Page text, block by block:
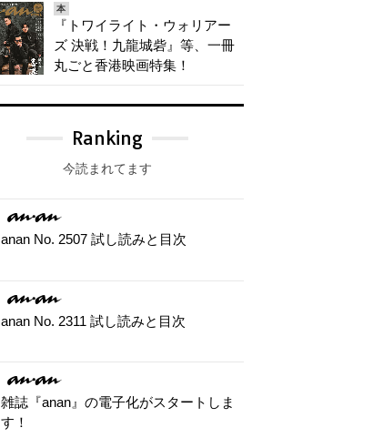
本
『トワイライト・ウォリアー
ズ 決戦！九龍城砦』等、一冊
丸ごと香港映画特集！
Ranking
今読まれてます
anan No. 2507 試し読みと目次
anan No. 2311 試し読みと目次
雑誌『anan』の電子化がスタートしま
す！